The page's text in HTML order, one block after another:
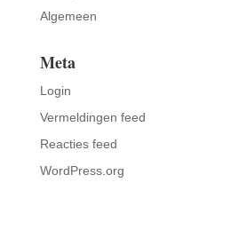
Algemeen
Meta
Login
Vermeldingen feed
Reacties feed
WordPress.org